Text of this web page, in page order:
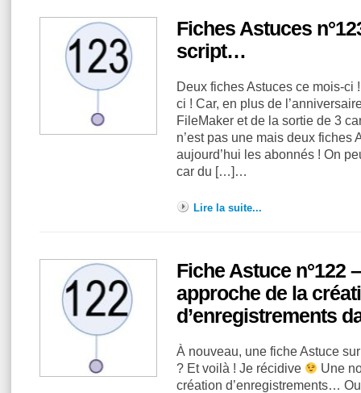
Fiches Astuces
script…
Deux fiches Astuces ce mois-ci
ci ! Car, en plus de
FileMaker et de la sortie de 3
n’est pas une mais deux fiches
aujourd’hui les abonnés ! On
car du […]…
Lire la suite...
Fiche Astuce n°122
approche de la
d’enregistrements
À nouveau, une fiche Astuce
? Et voilà ! Je récidive
Une
création d’enregistrements…